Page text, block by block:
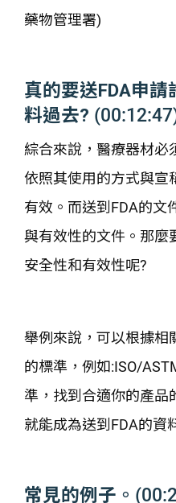
藥物管理署)
真的要送FDA申
料過去?
綜合來說，醫療器材必
依照其使用的方式與宣
有效。而送到FDA的文
與有效性的文件。那麼
安全性和有效性呢?
舉例來說，可以根據相
的標準，例如:ISO/
準，找到合適你的產品
就能成為送到FDA的資
常見的例子 。